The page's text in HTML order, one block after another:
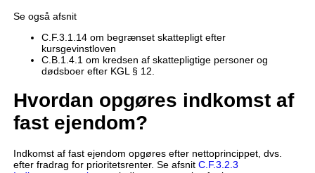
Se også afsnit
C.F.3.1.14 om begrænset skattepligt efter
kursgevinstloven
C.B.1.4.1 om kredsen af skattepligtige personer og
dødsboer efter KGL § 12.
Hvordan opgøres indkomst af
fast ejendom?
Indkomst af fast ejendom opgøres efter nettoprincippet, dvs.
efter fradrag for prioritetsrenter. Se afsnit C.F.3.2.3